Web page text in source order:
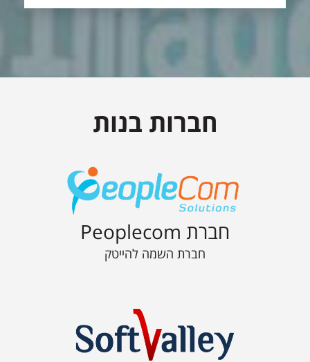
חברות בנות
חברת Peoplecom
חברת השמה להייטק